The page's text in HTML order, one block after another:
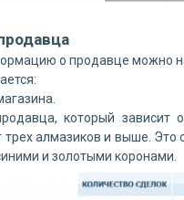
о продавце можно
который
трех алмазиков и выше.
и золотыми коронами.